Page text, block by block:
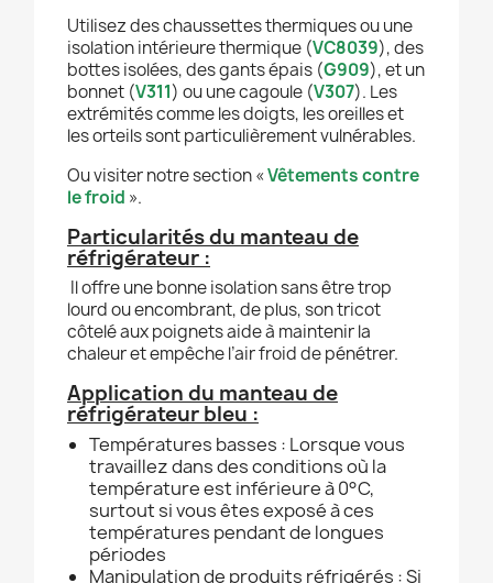
Utilisez des chaussettes thermiques ou une
isolation intérieure thermique (VC8039), des
bottes isolées, des gants épais (G909), et un
bonnet (V311) ou une cagoule (V307). Les
extrémités comme les doigts, les oreilles et
les orteils sont particulièrement vulnérables.
Ou visiter notre section «Vêtements contre
le froid ».
Particularités du manteau de
réfrigérateur :
Il offre une bonne isolation sans être trop
lourd ou encombrant, de plus, son tricot
côtelé aux poignets aide à maintenir la
chaleur et empêche l’air froid de pénétrer.
Application du manteau de
réfrigérateur bleu :
Températures basses : Lorsque vous
travaillez dans des conditions où la
température est inférieure à 0°C,
surtout si vous êtes exposé à ces
températures pendant de longues
périodes
Manipulation de produits réfrigérés : Si